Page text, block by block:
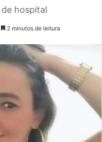
hospital
2 minutos de leitura